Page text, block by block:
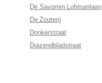
De Savornin Lohmanlaan
De Zouterij
Donkerstraat
Duizendbladstraat